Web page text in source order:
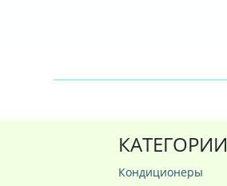
КАТЕГОРИИ
Кондиционеры